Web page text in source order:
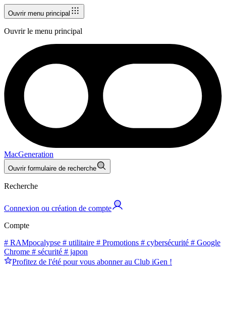
Ouvrir menu principal
Ouvrir le menu principal
MacGeneration
Ouvrir formulaire de recherche
Recherche
Connexion ou création de compte
Compte
# RAMpocalypse # utilitaire # Promotions # cybersécurité # Google
Chrome # sécurité # japon
Profitez de l'été pour vous abonner au Club iGen !